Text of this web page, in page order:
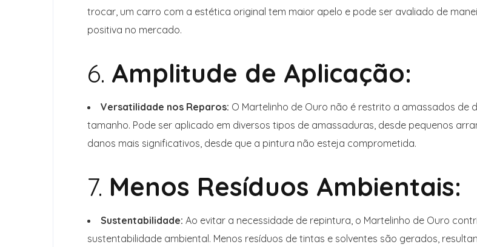
trocar, um carro com a estética original tem maior apelo e pode ser avaliado de
positiva no mercado.
6. Amplitude de Aplicação:
Versatilidade nos Reparos: O Martelinho de Ouro não é restrito a amassados de
tamanho. Pode ser aplicado em diversos tipos de amassaduras, desde pequenos
danos mais significativos, desde que a pintura não esteja comprometida.
7. Menos Resíduos Ambientais:
Sustentabilidade: Ao evitar a necessidade de repintura, o Martelinho de Ouro
sustentabilidade ambiental. Menos resíduos de tintas e solventes são gerados,